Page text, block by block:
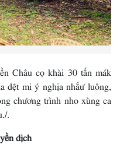
cọ khài 30 tấn mák
dệt mi ý nghịa nhắư luông,
chương trình nho xùng ca
.
dịch